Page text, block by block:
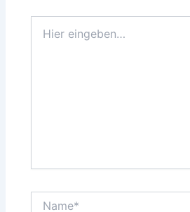
eingeben…